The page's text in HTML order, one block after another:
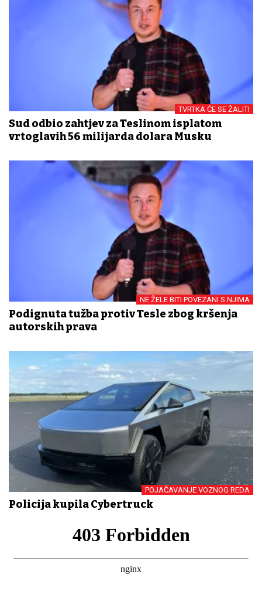
TVRTKA ĆE SE ŽALITI
Sud odbio zahtjev za Teslinom isplatom
vrtoglavih 56 milijarda dolara Musku
NE ŽELE BITI POVEZANI S NJIMA
Podignuta tužba protiv Tesle zbog kršenja
autorskih prava
POJAČAVANJE VOZNOG REDA
Policija kupila Cybertruck